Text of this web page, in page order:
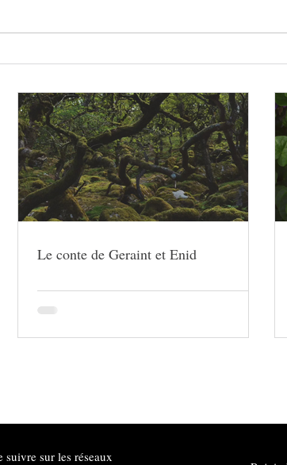
Le conte de Geraint et Enid
suivre sur les réseaux